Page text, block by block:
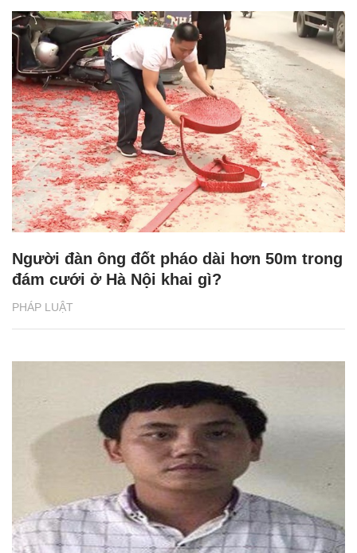
PHÁP LUẬT
Người đàn ông đốt pháo dài hơn 50m trong
đám cưới ở Hà Nội khai gì?